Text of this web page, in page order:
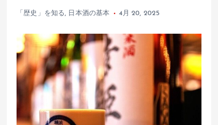
「歴史」を知る , 日本酒の基本 4月 20, 2025